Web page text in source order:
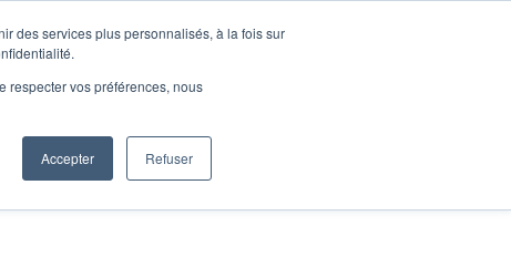
des services plus personnalisés, à la fois sur
respecter vos préférences, nous
Accepter Refuser
connecter Je découvre les ateliers
Entreprises